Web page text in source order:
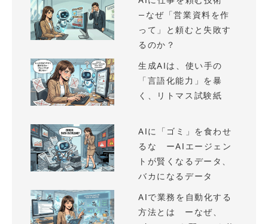
—なぜ「営業資料を作
って」と頼むと失敗す
るのか？
生成AIは、使い手の
「言語化能力」を暴
く、リトマス試験紙
AIに「ゴミ」を食わせ
るな ーAIエージェン
トが賢くなるデータ、
バカになるデータ
AIで業務を自動化する
方法とは ーなぜ、